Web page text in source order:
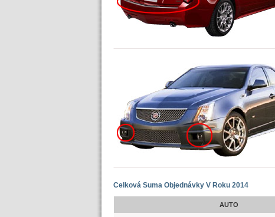
Celková Suma Objednávky V Roku 2014
AUTO